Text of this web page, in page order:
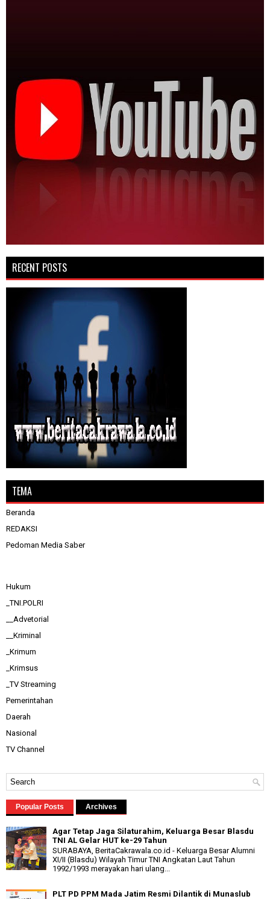
RECENT POSTS
TEMA
Beranda
REDAKSI
Pedoman Media Saber
Hukum
_TNI.POLRI
__Advetorial
__Kriminal
_Krimum
_Krimsus
_TV Streaming
Pemerintahan
Daerah
Nasional
TV Channel
Popular Posts Archives
Agar Tetap Jaga Silaturahim, Keluarga Besar Blasdu
TNI AL Gelar HUT ke-29 Tahun
SURABAYA, BeritaCakrawala.co.id - Keluarga Besar Alumni
XI/II (Blasdu) Wilayah Timur TNI Angkatan Laut Tahun
1992/1993 merayakan hari ulang...
PLT PD PPM Mada Jatim Resmi Dilantik di Munaslub